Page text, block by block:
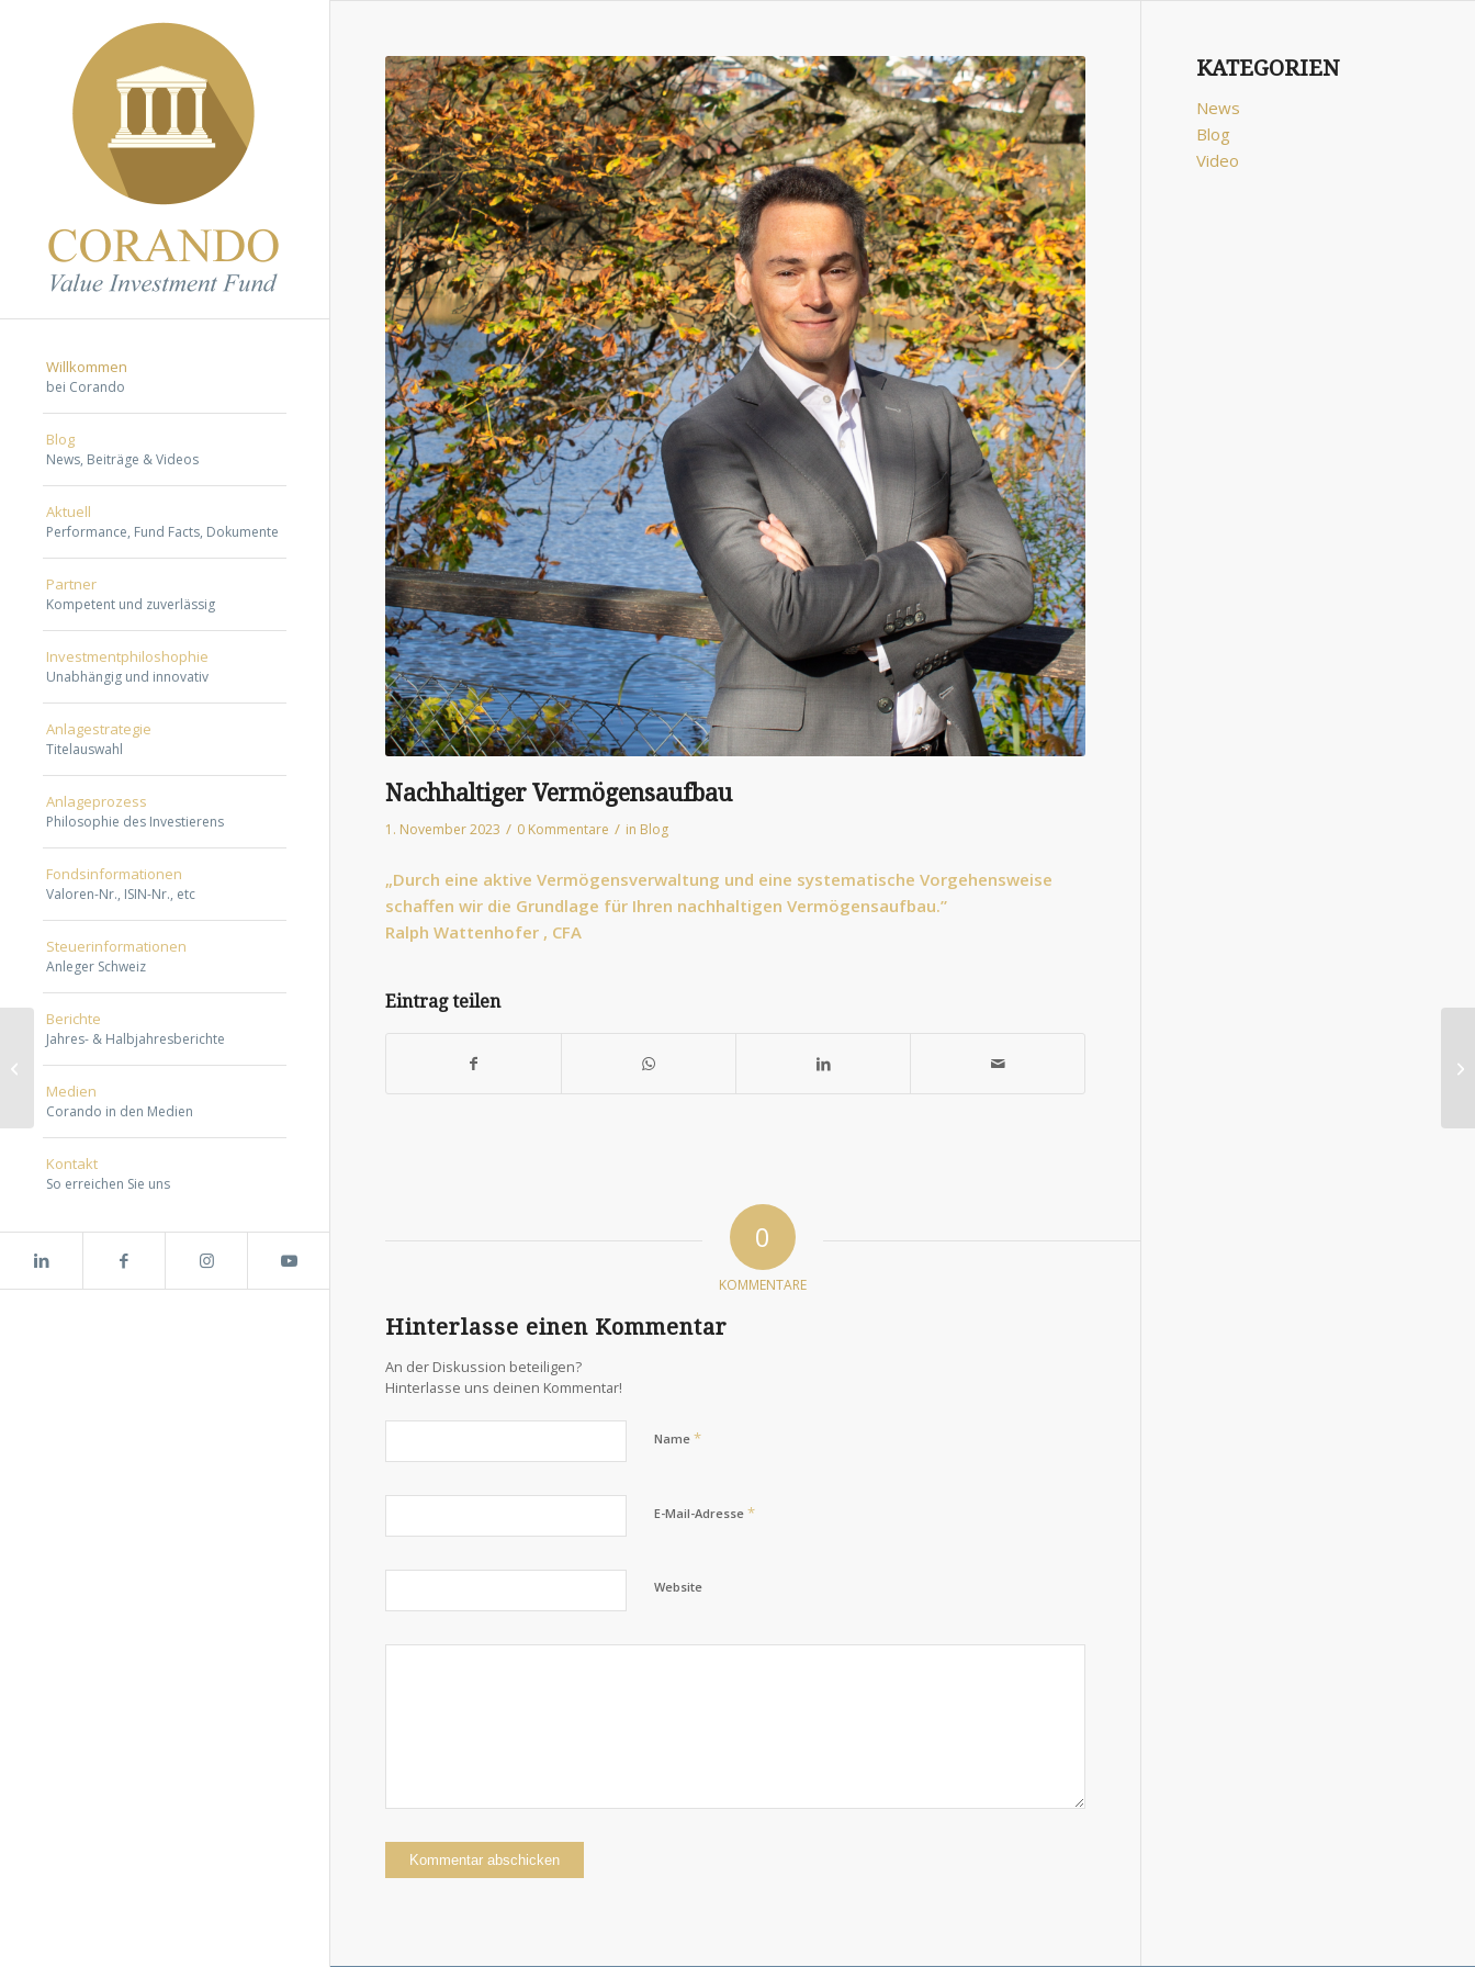
Willkommen
bei Corando
Blog
News, Beiträge & Videos
Aktuell
Performance, Fund Facts, Dokumente
Partner
Kompetent und zuverlässig
Investmentphiloshophie
Unabhängig und innovativ
Anlagestrategie
Titelauswahl
Anlageprozess
Philosophie des Investierens
Fondsinformationen
Valoren-Nr., ISIN-Nr., etc
Steuerinformationen
Anleger Schweiz
Berichte
Jahres- & Halbjahresberichte
Medien
Corando in den Medien
Kontakt
So erreichen Sie uns
Nachhaltiger Vermögensaufbau
1. November 2023 / 0 Kommentare / in Blog
„Durch eine aktive Vermögensverwaltung und eine systematische Vorgehensweise
schaffen wir die Grundlage für Ihren nachhaltigen Vermögensaufbau.”
Ralph Wattenhofer , CFA
Eintrag teilen
0
KOMMENTARE
Hinterlasse einen Kommentar
An der Diskussion beteiligen?
Hinterlasse uns deinen Kommentar!
Name *
E-Mail-Adresse *
Website
KATEGORIEN
News
Blog
Video
Zeit ist kostbar